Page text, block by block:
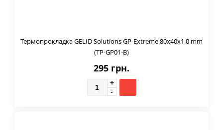
Термопрокладка GELID Solutions GP-Extreme 80x40x1.0 mm
(TP-GP01-B)
295 грн.